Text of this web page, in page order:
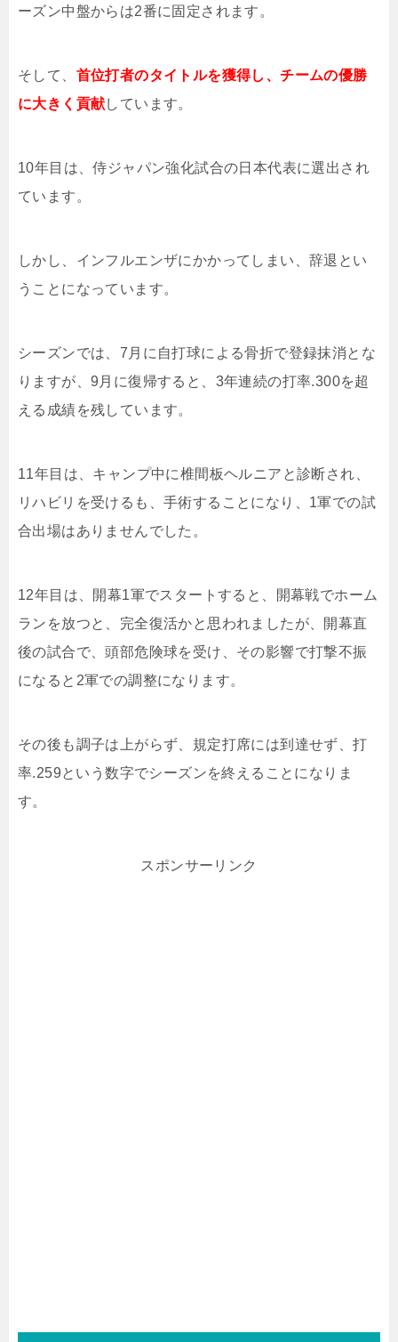
ーズン中盤からは2番に固定されます。
そして、 首位打者のタイトルを獲得し、チームの優勝
に大きく貢献しています。
10年目は、侍ジャパン強化試合の日本代表に選出され
ています。
しかし、インフルエンザにかかってしまい、辞退とい
うことになっています。
シーズンでは、7月に自打球による骨折で登録抹消とな
りますが、9月に復帰すると、3年連続の打率.300を超
える成績を残しています。
11年目は、キャンプ中に椎間板ヘルニアと診断され、
リハビリを受けるも、手術することになり、1軍での試
合出場はありませんでした。
12年目は、開幕1軍でスタートすると、開幕戦でホーム
ランを放つと、完全復活かと思われましたが、開幕直
後の試合で、頭部危険球を受け、その影響で打撃不振
になると2軍での調整になります。
その後も調子は上がらず、規定打席には到達せず、打
率.259という数字でシーズンを終えることになりま
す。
スポンサーリンク